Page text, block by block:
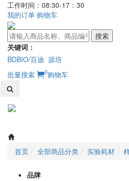
工作时间：08:30-17：30
我的订单 购物车
搜索
关键词：
BDBIO/百迪 源培
批量搜索
0购物车
首页 全部商品分类 实验耗材
品牌